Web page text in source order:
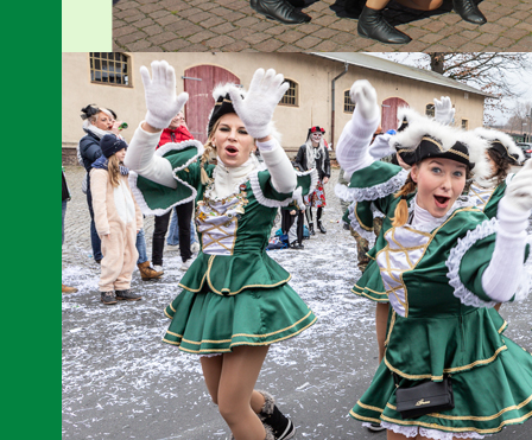
Unsere Garde knackte am 25. September 2022 als Teil von 1136
Semperoper in Dresden den Weltrekord "Größe Tanzgarde